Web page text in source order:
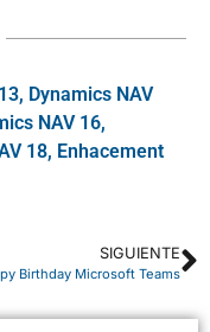
, Dynamics NAV
NAV 16,
18, Enhacement
SIGUIENTE
Birthday Microsoft Teams